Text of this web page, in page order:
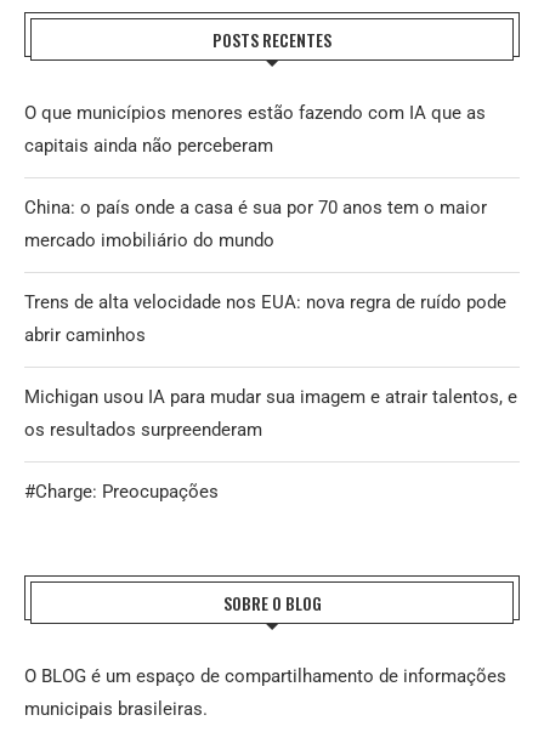
POSTS RECENTES
O que municípios menores estão fazendo com IA que as
capitais ainda não perceberam
China: o país onde a casa é sua por 70 anos tem o maior
mercado imobiliário do mundo
Trens de alta velocidade nos EUA: nova regra de ruído pode
abrir caminhos
Michigan usou IA para mudar sua imagem e atrair talentos, e
os resultados surpreenderam
#Charge: Preocupações
SOBRE O BLOG
O BLOG é um espaço de compartilhamento de informações
municipais brasileiras.